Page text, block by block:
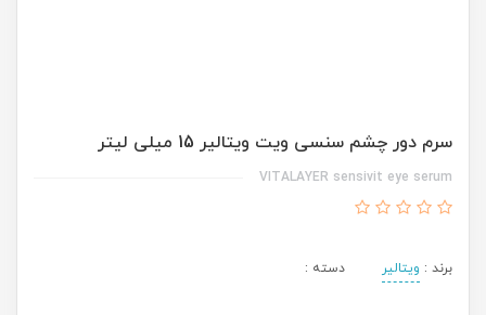
سرم دور چشم سنسی ویت ویتالیر 15 میلی لیتر
VITALAYER sensivit eye serum
برند : ویتالیر دسته :